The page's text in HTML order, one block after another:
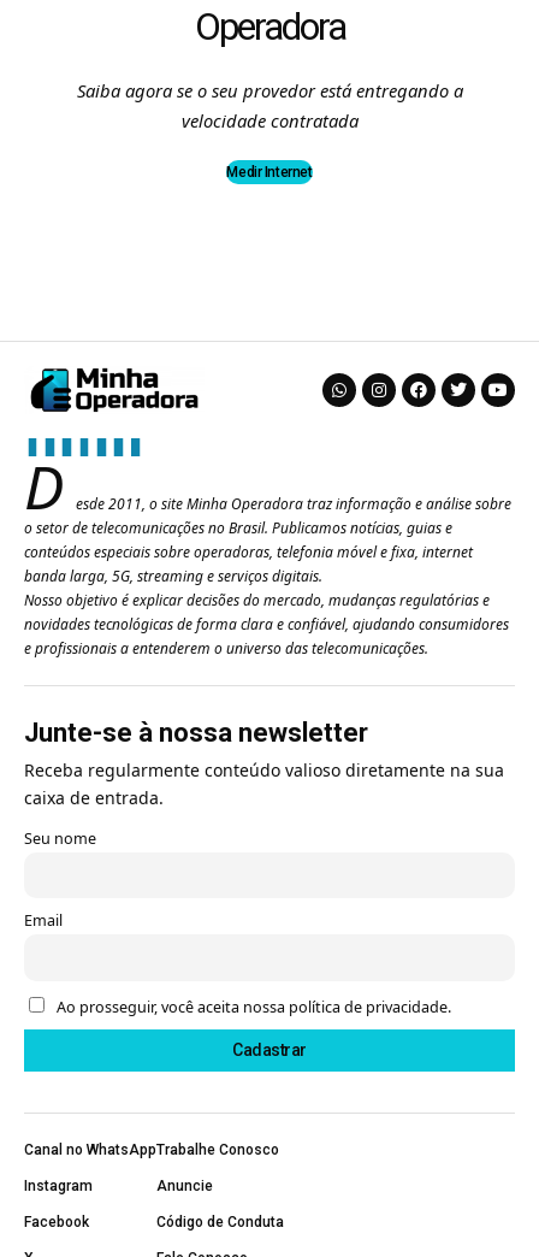
Operadora
Saiba agora se o seu provedor está entregando a
velocidade contratada
Medir Internet
D
esde 2011, o site Minha Operadora traz informação e análise sobre
o setor de telecomunicações no Brasil. Publicamos notícias, guias e
conteúdos especiais sobre operadoras, telefonia móvel e fixa, internet
banda larga, 5G, streaming e serviços digitais.
Nosso objetivo é explicar decisões do mercado, mudanças regulatórias e
novidades tecnológicas de forma clara e confiável, ajudando consumidores
e profissionais a entenderem o universo das telecomunicações.
Junte-se à nossa newsletter
Receba regularmente conteúdo valioso diretamente na sua
caixa de entrada.
Seu nome
Email
Ao prosseguir, você aceita nossa política de privacidade.
Canal no WhatsApp
Instagram
Facebook
Trabalhe Conosco
Anuncie
Código de Conduta